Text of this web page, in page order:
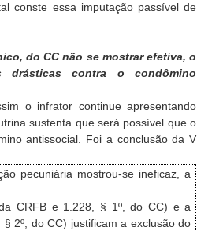
conste essa imputação passível de
do CC não se mostrar efetiva, o
drásticas contra o condômino
o infrator continue apresentando
sustenta que será possível que o
antissocial. Foi a conclusão da V
pecuniária mostrou-se ineficaz, a
CRFB e 1.228, § 1º, do CC) e a
2º, do CC) justificam a exclusão do